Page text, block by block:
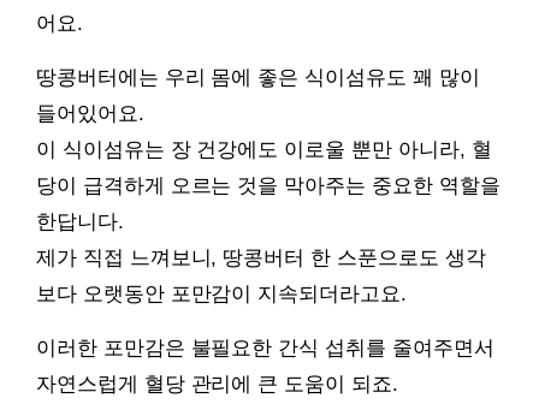
어요.
땅콩버터에는 우리 몸에 좋은 식이섬유도 꽤 많이
들어있어요.
이 식이섬유는 장 건강에도 이로울 뿐만 아니라, 혈
당이 급격하게 오르는 것을 막아주는 중요한 역할을
한답니다.
제가 직접 느껴보니, 땅콩버터 한 스푼으로도 생각
보다 오랫동안 포만감이 지속되더라고요.
이러한 포만감은 불필요한 간식 섭취를 줄여주면서
자연스럽게 혈당 관리에 큰 도움이 되죠.